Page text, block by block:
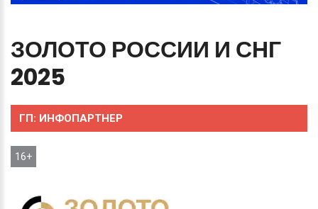
ЗОЛОТО РОССИИ И СНГ
2025
ГП: ИНФОПАРТНЕР
16+